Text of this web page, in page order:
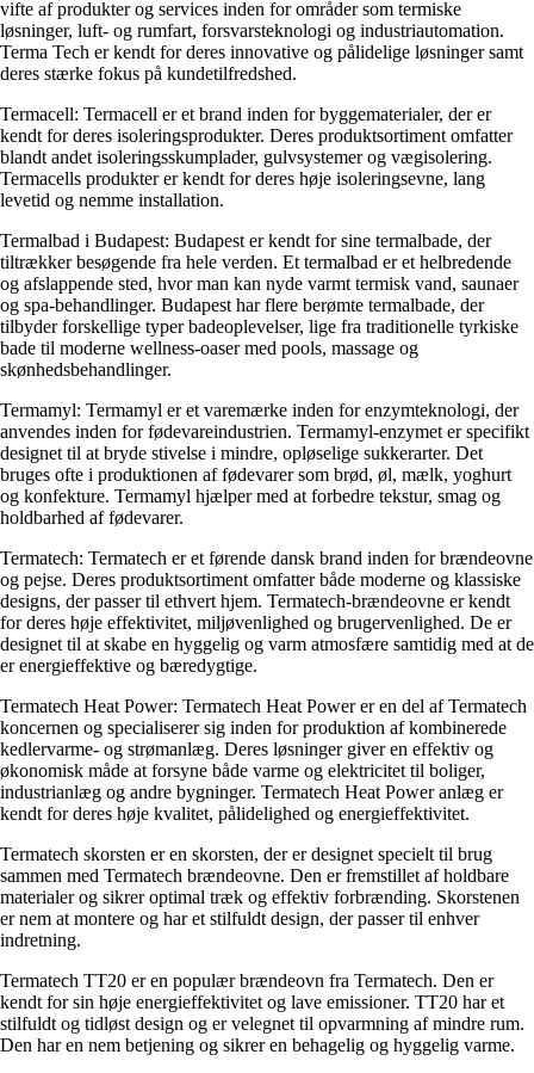
vifte af produkter og services inden for områder som termiske
løsninger, luft- og rumfart, forsvarsteknologi og industriautomation.
Terma Tech er kendt for deres innovative og pålidelige løsninger samt
deres stærke fokus på kundetilfredshed.
Termacell: Termacell er et brand inden for byggematerialer, der er
kendt for deres isoleringsprodukter. Deres produktsortiment omfatter
blandt andet isoleringsskumplader, gulvsystemer og vægisolering.
Termacells produkter er kendt for deres høje isoleringsevne, lang
levetid og nemme installation.
Termalbad i Budapest: Budapest er kendt for sine termalbade, der
tiltrækker besøgende fra hele verden. Et termalbad er et helbredende
og afslappende sted, hvor man kan nyde varmt termisk vand, saunaer
og spa-behandlinger. Budapest har flere berømte termalbade, der
tilbyder forskellige typer badeoplevelser, lige fra traditionelle tyrkiske
bade til moderne wellness-oaser med pools, massage og
skønhedsbehandlinger.
Termamyl: Termamyl er et varemærke inden for enzymteknologi, der
anvendes inden for fødevareindustrien. Termamyl-enzymet er specifikt
designet til at bryde stivelse i mindre, opløselige sukkerarter. Det
bruges ofte i produktionen af fødevarer som brød, øl, mælk, yoghurt
og konfekture. Termamyl hjælper med at forbedre tekstur, smag og
holdbarhed af fødevarer.
Termatech: Termatech er et førende dansk brand inden for brændeovne
og pejse. Deres produktsortiment omfatter både moderne og klassiske
designs, der passer til ethvert hjem. Termatech-brændeovne er kendt
for deres høje effektivitet, miljøvenlighed og brugervenlighed. De er
designet til at skabe en hyggelig og varm atmosfære samtidig med at de
er energieffektive og bæredygtige.
Termatech Heat Power: Termatech Heat Power er en del af Termatech
koncernen og specialiserer sig inden for produktion af kombinerede
kedlervarme- og strømanlæg. Deres løsninger giver en effektiv og
økonomisk måde at forsyne både varme og elektricitet til boliger,
industrianlæg og andre bygninger. Termatech Heat Power anlæg er
kendt for deres høje kvalitet, pålidelighed og energieffektivitet.
Termatech skorsten er en skorsten, der er designet specielt til brug
sammen med Termatech brændeovne. Den er fremstillet af holdbare
materialer og sikrer optimal træk og effektiv forbrænding. Skorstenen
er nem at montere og har et stilfuldt design, der passer til enhver
indretning.
Termatech TT20 er en populær brændeovn fra Termatech. Den er
kendt for sin høje energieffektivitet og lave emissioner. TT20 har et
stilfuldt og tidløst design og er velegnet til opvarmning af mindre rum.
Den har en nem betjening og sikrer en behagelig og hyggelig varme.